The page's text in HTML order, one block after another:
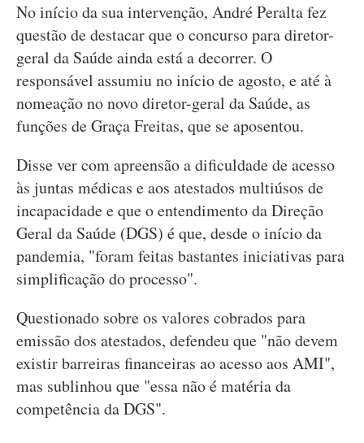
No início da sua intervenção, André Peralta fez
questão de destacar que o concurso para diretor-
geral da Saúde ainda está a decorrer. O
responsável assumiu no início de agosto, e até à
nomeação no novo diretor-geral da Saúde, as
funções de Graça Freitas, que se aposentou.
Disse ver com apreensão a dificuldade de acesso
às juntas médicas e aos atestados multiúsos de
incapacidade e que o entendimento da Direção
Geral da Saúde (DGS) é que, desde o início da
pandemia, "foram feitas bastantes iniciativas para
simplificação do processo".
Questionado sobre os valores cobrados para
emissão dos atestados, defendeu que "não devem
existir barreiras financeiras ao acesso aos AMI",
mas sublinhou que "essa não é matéria da
competência da DGS".